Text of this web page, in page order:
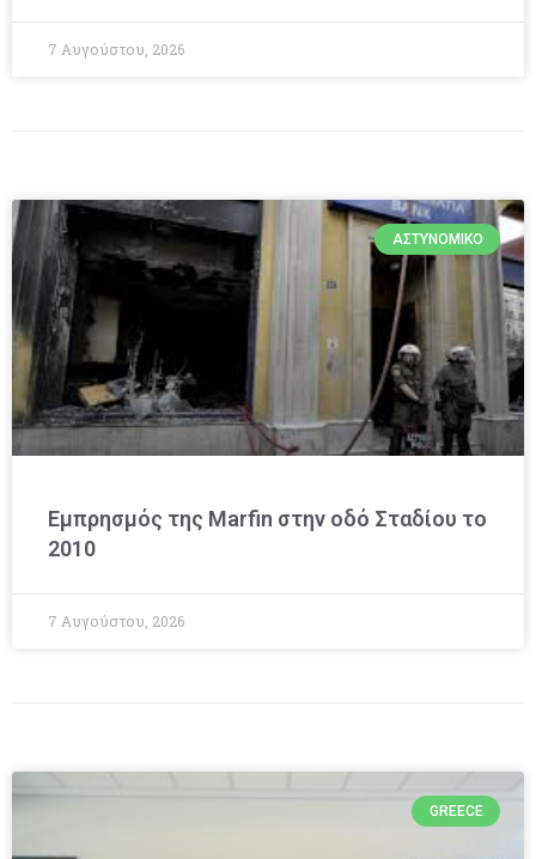
7 Αυγούστου, 2026
ΑΣΤΥΝΟΜΙΚΌ
Εμπρησμός της Marfin στην οδό Σταδίου το
2010
7 Αυγούστου, 2026
GREECE